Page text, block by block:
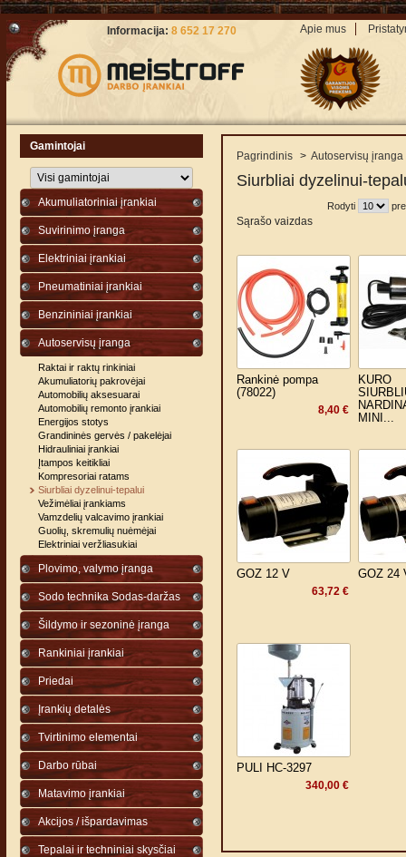
Apie mus
Informacija: 8 652 17 270
Gamintojai
Akumuliatoriniai įrankiai
Suvirinimo įranga
Elektriniai įrankiai
Pneumatiniai įrankiai
Benzininiai įrankiai
Autoservisų įranga
Raktai ir raktų rinkiniai
Akumuliatorių pakrovėjai
Automobilių aksesuarai
Automobilių remonto įrankiai
Energijos stotys
Grandininės gervės / pakelėjai
Hidrauliniai įrankiai
Įtampos keitikliai
Kompresoriai ratams
Siurbliai dyzelinui-tepalui
Vežimėliai įrankiams
Vamzdelių valcavimo įrankiai
Guolių, skremulių nuėmėjai
Elektriniai veržliasukiai
Plovimo, valymo įranga
Sodo technika Sodas-daržas
Šildymo ir sezoninė įranga
Rankiniai įrankiai
Priedai
Įrankių detalės
Tvirtinimo elementai
Darbo rūbai
Matavimo įrankiai
Akcijos / išpardavimas
Tepalai ir techniniai skysčiai
Pagrindinis > Autoservisų įranga
Siurbliai dyzelinui-
Rodyti
Sąrašo vaizdas
Rankinė pompa
(78022)
8,40 €
KURO
MINI...
GOZ 12 V
63,72 €
GOZ 24
PULI HC-3297
340,00 €